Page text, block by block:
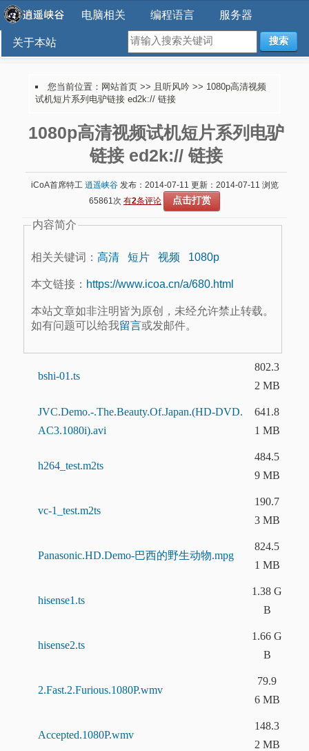
电脑相关 编程语言 服务器
关于本站 搜索
您当前位置： 网站首页 >> 且听风吟 >> 1080p高清视频
试机短片系列电驴链接 ed2k:// 链接
1080p高清视频试机短片系列电驴
链接 ed2k:// 链接
iCoA首席特工 逍遥峡谷发布：2014-07-11 更新：2014-07-11 浏览
65861次 有2条评论 点击打赏
内容简介
相关关键词： 高清 短片 视频 1080p
本文链接： https://www.icoa.cn/a/680.html
本站文章如非注明皆为原创，未经允许禁止转载。
如有问题可以给我留言或发邮件。
bshi-01.ts
802.3
2 MB
JVC.Demo.-.The.Beauty.Of.Japan.(HD-DVD.
AC3.1080i).avi
641.8
1 MB
h264_test.m2ts
484.5
9 MB
vc-1_test.m2ts
190.7
3 MB
Panasonic.HD.Demo-巴西的野生动物.mpg
824.5
1 MB
hisense1.ts
1.38 G
B
hisense2.ts
1.66 G
B
2.Fast.2.Furious.1080P.wmv
79.9
6 MB
Accepted.1080P.wmv
148.3
2 MB